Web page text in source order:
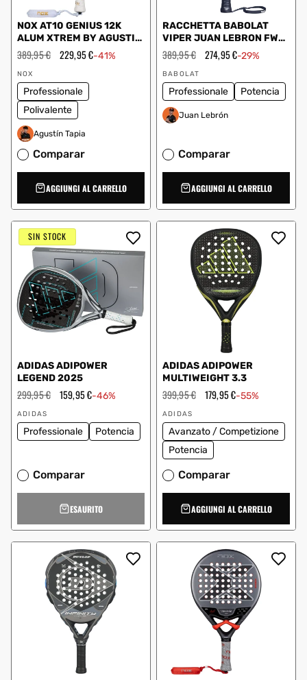
NOX AT10 GENIUS 12K
ALUM XTREM BY AGUSTIN
TAPIA 2026
Prezzo
regolare
389,95 € Prezzo
scontato
229,95 €-41%
Fornitore:
NOX
Professionale
Polivalente
Agustín Tapia
Comparar
AGGIUNGI AL CARRELLO
RACCHETTA BABOLAT
VIPER JUAN LEBRON FW
150187 100
Prezzo
regolare
389,95 € Prezzo
scontato
274,95 €-29%
Fornitore:
BABOLAT
Professionale Potencia
Juan Lebrón
Comparar
AGGIUNGI AL CARRELLO
SIN STOCK
ADIDAS ADIPOWER
LEGEND 2025
Prezzo
regolare
299,95 € Prezzo
scontato
159,95 €-46%
Fornitore:
ADIDAS
Professionale Potencia
Comparar
ESAURITO
ADIDAS ADIPOWER
MULTIWEIGHT 3.3
Prezzo
regolare
399,95 € Prezzo
scontato
179,95 €-55%
Fornitore:
ADIDAS
Avanzato / Competizione
Potencia
Comparar
AGGIUNGI AL CARRELLO